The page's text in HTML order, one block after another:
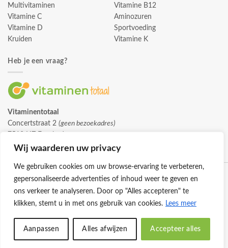
Wij waarderen uw privacy
We gebruiken cookies om uw browse-ervaring te verbeteren,
gepersonaliseerde advertenties of inhoud weer te geven en
ons verkeer te analyseren. Door op "Alles accepteren" te
klikken, stemt u in met ons gebruik van cookies. Lees meer
Aanpassen Alles afwijzen Accepteer alles
Multivitaminen
Vitamine C
Vitamine D
Kruiden
Vitamine B12
Aminozuren
Sportvoeding
Vitamine K
Heb je een vraag?
Vitaminentotaal
Concertstraat 2 (geen bezoekadres)
info@vitaminentotaal.nl
© 2026 -Vitaminentotaal.nl